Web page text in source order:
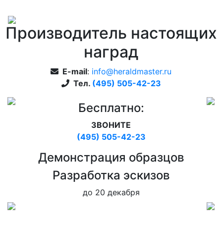
Производитель настоящих
наград
E-mail: info@heraldmaster.ru
Тел. (495) 505-42-23
Бесплатно:
ЗВОНИТЕ
(495) 505-42-23
Дeмонстрация образцов
Pазработка эскизов
до 20 декабря